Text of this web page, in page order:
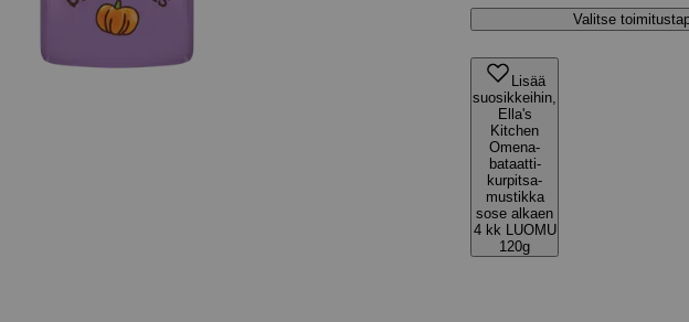
Valitse
Lisää
suosikkeihin,
Ella's
Kitchen
Omena-
bataatti-
kurpitsa-
mustikka
sose alkaen
4 kk LUOMU
120g